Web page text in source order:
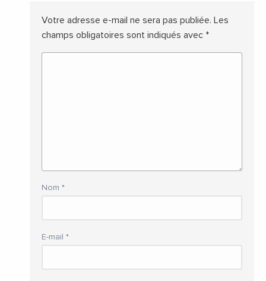
Votre adresse e-mail ne sera pas publiée. Les
champs obligatoires sont indiqués avec *
Nom *
E-mail *